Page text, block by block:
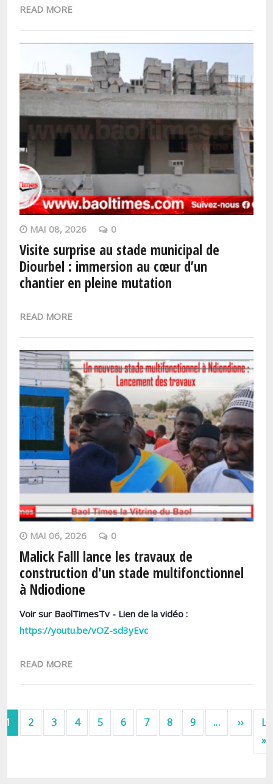
READ MORE
MAI 08, 2026 0
Visite surprise au stade municipal de
Diourbel : immersion au cœur d’un
chantier en pleine mutation
READ MORE
MAI 06, 2026 0
Malick Falll lance les travaux de
construction d'un stade multifonctionnel
à Ndiodione
Voir sur BaolTimesTv - Lien de la vidéo :
https://youtu.be/vOZ-sd3yEvc
READ MORE
Pagination
1 2 3 4 5 6 7 8 9 … ››Page
»